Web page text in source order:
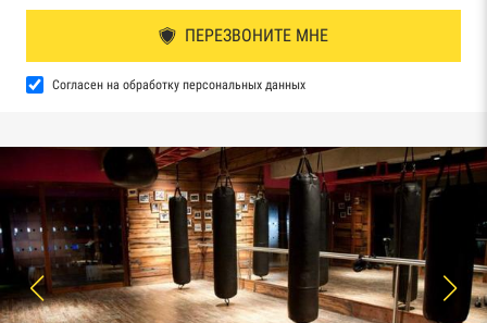
ПЕРЕЗВОНИТЕ МНЕ
Согласен на обработку персональных данных